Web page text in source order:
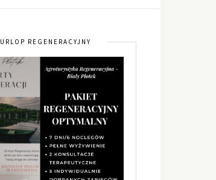
URLOP REGENERACYJNY